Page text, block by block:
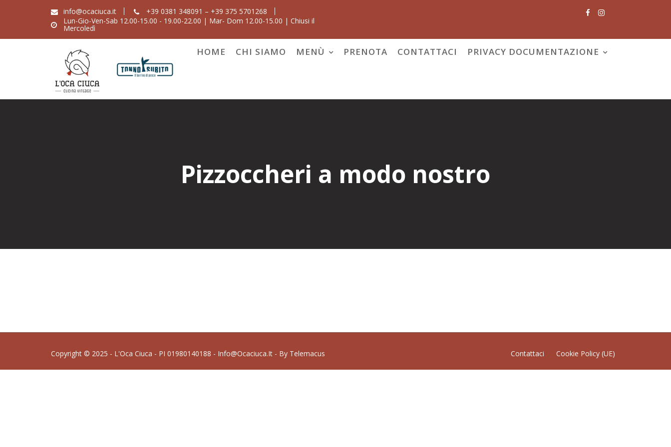
info@ocaciuca.it
+39 0381 348091 – +39 375 5701268
Lun-Gio-Ven-Sab 12.00-15.00 - 19.00-22.00 | Mar- Dom 12.00-15.00 | Chiusi il
Mercoledì
HOME CHI SIAMO MENÙ PRENOTA CONTATTACI PRIVACY DOCUMENTAZIONE
Pizzoccheri a modo nostro
Copyright © 2025 - L'Oca Ciuca - PI 01980140188 - Info@ocaciuca.it - By Telemacus Contattaci Cookie Policy (UE)